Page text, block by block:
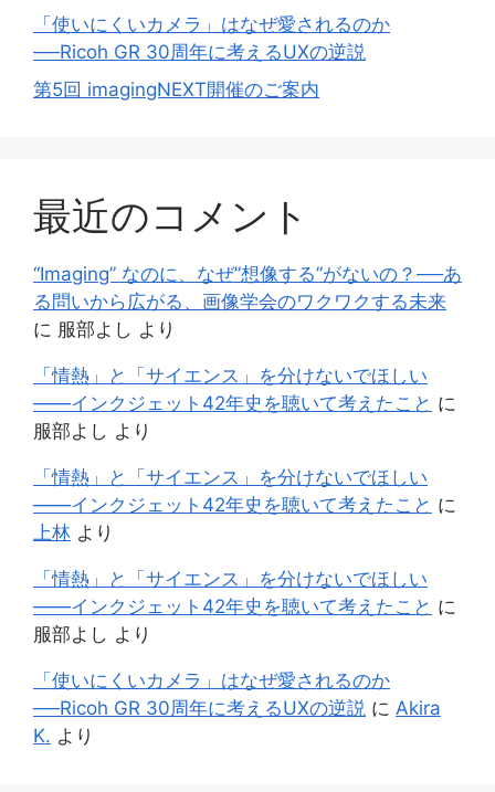
「使いにくいカメラ」はなぜ愛されるのか
──Ricoh GR 30周年に考えるUXの逆説
第5回 imagingNEXT開催のご案内
最近のコメント
“Imaging” なのに、なぜ”想像する”がないの？──あ
る問いから広がる、画像学会のワクワクする未来
に 服部よし より
「情熱」と「サイエンス」を分けないでほしい
——インクジェット42年史を聴いて考えたこと に
服部よし より
「情熱」と「サイエンス」を分けないでほしい
——インクジェット42年史を聴いて考えたこと に
上林 より
「情熱」と「サイエンス」を分けないでほしい
——インクジェット42年史を聴いて考えたこと に
服部よし より
「使いにくいカメラ」はなぜ愛されるのか
──Ricoh GR 30周年に考えるUXの逆説 に Akira
K. より